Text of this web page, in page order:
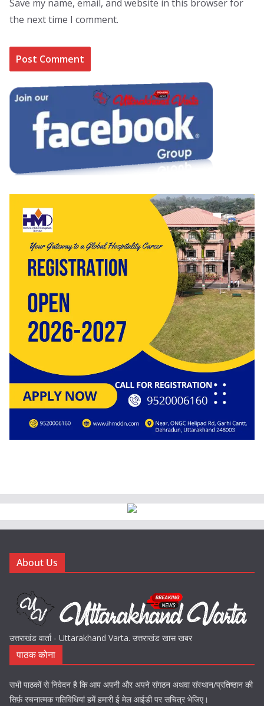
Save my name, email, and website in this browser for
the next time I comment.
About Us
उत्तराखंड वार्ता - Uttarakhand Varta. उत्तराखंड खास खबर
पाठक कोना
सभी पाठकों से निवेदन है कि आप अपनी और अपने संगठन अथवा संस्थान/प्रतिष्ठान की
सिर्फ़ रचनात्मक गतिविधियां हमें हमारी ई मेल आईडी पर सचित्र भेजिए।